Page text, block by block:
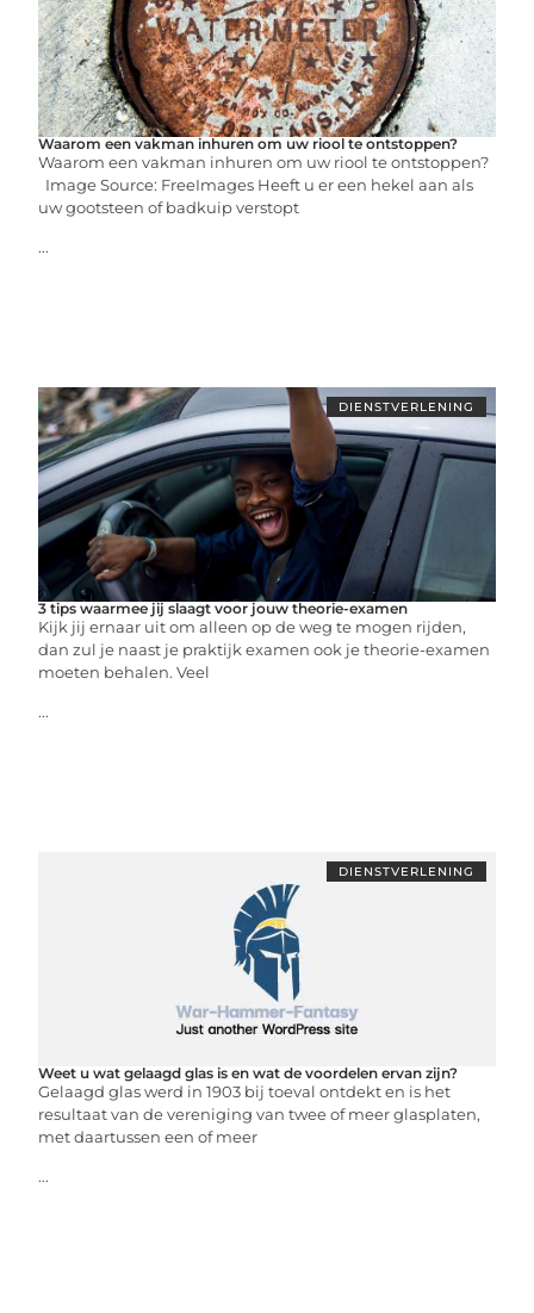
Waarom een vakman inhuren om uw riool te ontstoppen?
Waarom een vakman inhuren om uw riool te ontstoppen?
Image Source: FreeImages‍ Heeft u er een hekel aan als
uw gootsteen of badkuip verstopt
...
DIENSTVERLENING
3 tips waarmee jij slaagt voor jouw theorie-examen
Kijk jij ernaar uit om alleen op de weg te mogen rijden,
dan zul je naast je praktijk examen ook je theorie-examen
moeten behalen. Veel
...
DIENSTVERLENING
Weet u wat gelaagd glas is en wat de voordelen ervan zijn?
Gelaagd glas werd in 1903 bij toeval ontdekt en is het
resultaat van de vereniging van twee of meer glasplaten,
met daartussen een of meer
...